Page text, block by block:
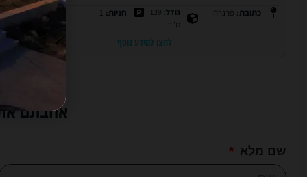
כתובת: פרנרה גודל: 139
מ"ר
חניות: 1 חדרים:3
לחצו למידע נוסף
אהבתם את
שם מלא